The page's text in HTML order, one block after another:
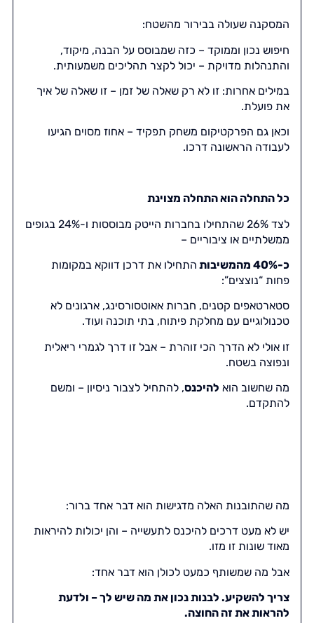
המסקנה שעולה בבירור מהשטח:
חיפוש נכון וממוקד – כזה שמבוסס על הבנה, מיקוד,
והתנהלות מדויקת – יכול לקצר תהליכים משמעותית.
במילים אחרות: זו לא רק שאלה של זמן – זו שאלה של איך
את פועלת.
וכאן גם הפרקטיקום משחק תפקיד – אחוז מסוים הגיעו
לעבודה הראשונה דרכו.
כל התחלה הוא התחלה מצוינת
לצד 26% שהתחילו בחברות הייטק מבוססות ו-24% בגופים
ממשלתיים או ציבוריים –
כ-40% מהמשיבות
התחילו את דרכן דווקא במקומות
פחות “נוצצים”:
סטארטאפים קטנים, חברות אאוטסורסינג, ארגונים לא
טכנולוגיים עם מחלקת פיתוח, בתי תוכנה ועוד.
זו אולי לא הדרך הכי זוהרת – אבל זו דרך לגמרי ריאלית
ונפוצה בשטח.
מה שחשוב הוא להיכנס, להתחיל לצבור ניסיון – ומשם
להתקדם.
מה שהתובנות האלה מדגישות הוא דבר אחד ברור:
יש לא מעט דרכים להיכנס לתעשייה – והן יכולות להיראות
מאוד שונות זו מזו.
אבל מה שמשותף כמעט לכולן הוא דבר אחד:
צריך להשקיע. לבנות נכון את מה שיש לך – ולדעת
להראות את זה החוצה.